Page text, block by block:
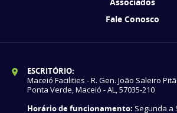
Fale Conosco
ESCRITÓRIO:
Maceió Facilities - R. Gen. João Saleiro
Ponta Verde, Maceió - AL, 57035-210
Horário de funcionamento: Segunda a